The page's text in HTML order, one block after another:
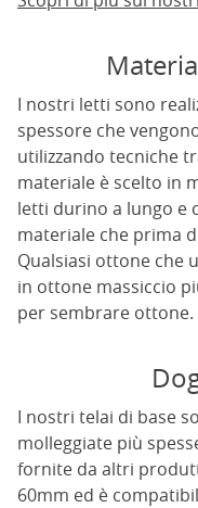
I nostri letti sono
spessore che
utilizzando tecniche
materiale è scelto in
letti durino a lungo e
materiale che prima
Qualsiasi ottone che
in ottone massiccio
per sembrare ottone.
I nostri telai di base
molleggiate più
fornite da altri
60mm ed è